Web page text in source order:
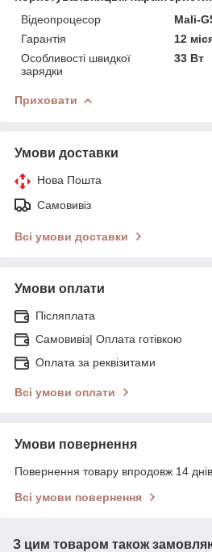
Відеопроцесор
Mali-
Гарантія
12
Особливості швидкої
зарядки
33 Вт
Приховати
Умови доставки
Нова Пошта
Самовивіз
Всі умови доставки
Умови оплати
Післяплата
Самовивіз| Оплата готівкою
Оплата за реквізитами
Всі умови оплати
Умови повернення
Повернення товару впродовж 14
Всі умови повернення
З цим товаром також